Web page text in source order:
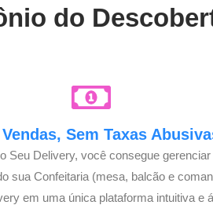
do
Sem Taxas
Seu Delivery, você consegue gerenciar
sua Confeitaria (mesa, balcão e
em uma única plataforma intuitiva e